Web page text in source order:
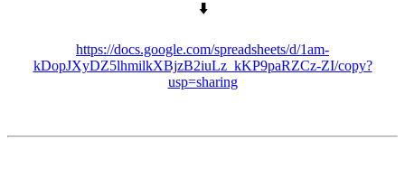
⬇️
https://docs.google.com/spreadsheets/d/1am-
kDopJXyDZ5lhmilkXBjzB2iuLz_kKP9paRZCz-ZI/copy?
usp=sharing